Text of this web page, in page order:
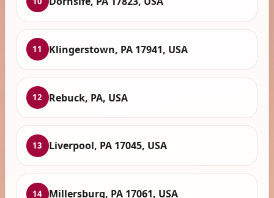
11 Klingerstown, PA 17941, USA
12 Rebuck, PA, USA
13 Liverpool, PA 17045, USA
14 Millersburg, PA 17061, USA